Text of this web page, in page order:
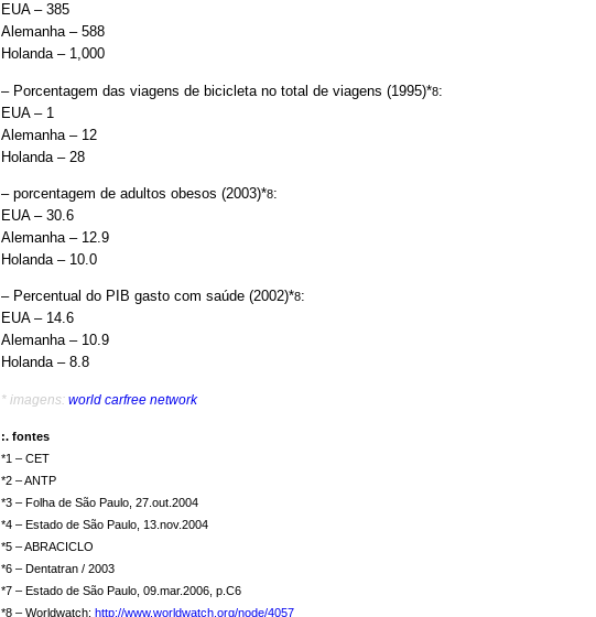
EUA – 385
Alemanha – 588
Holanda – 1,000
– Porcentagem das viagens de bicicleta no total de viagens (1995)*8:
EUA – 1
Alemanha – 12
Holanda – 28
– porcentagem de adultos obesos (2003)*8:
EUA – 30.6
Alemanha – 12.9
Holanda – 10.0
– Percentual do PIB gasto com saúde (2002)*8:
EUA – 14.6
Alemanha – 10.9
Holanda – 8.8
* imagens: world carfree network
:. fontes
*1 – CET
*2 – ANTP
*3 – Folha de São Paulo, 27.out.2004
*4 – Estado de São Paulo, 13.nov.2004
*5 – ABRACICLO
*6 – Dentatran / 2003
*7 – Estado de São Paulo, 09.mar.2006, p.C6
*8 – Worldwatch: http://www.worldwatch.org/node/4057